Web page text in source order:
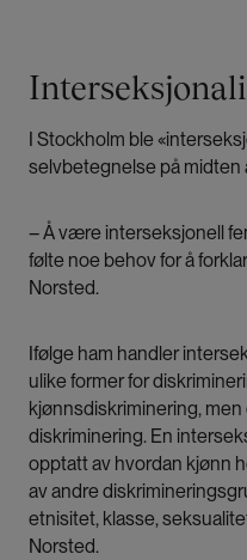
I Stockholm ble
selvbetegnelse på midten
– Å være interseksjonell
følte noe behov for å
Norsted.
Ifølge ham handler
ulike former for
kjønnsdiskriminering,
diskriminering. En
opptatt av hvordan kjønn
av andre
etnisitet, klasse,
Norsted.